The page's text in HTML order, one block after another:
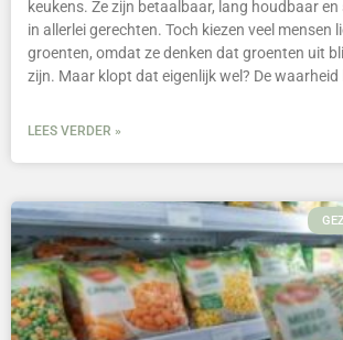
keukens. Ze zijn betaalbaar, lang houdbaar en
in allerlei gerechten. Toch kiezen veel mensen
groenten, omdat ze denken dat groenten uit
zijn. Maar klopt dat eigenlijk wel? De waarheid
LEES VERDER »